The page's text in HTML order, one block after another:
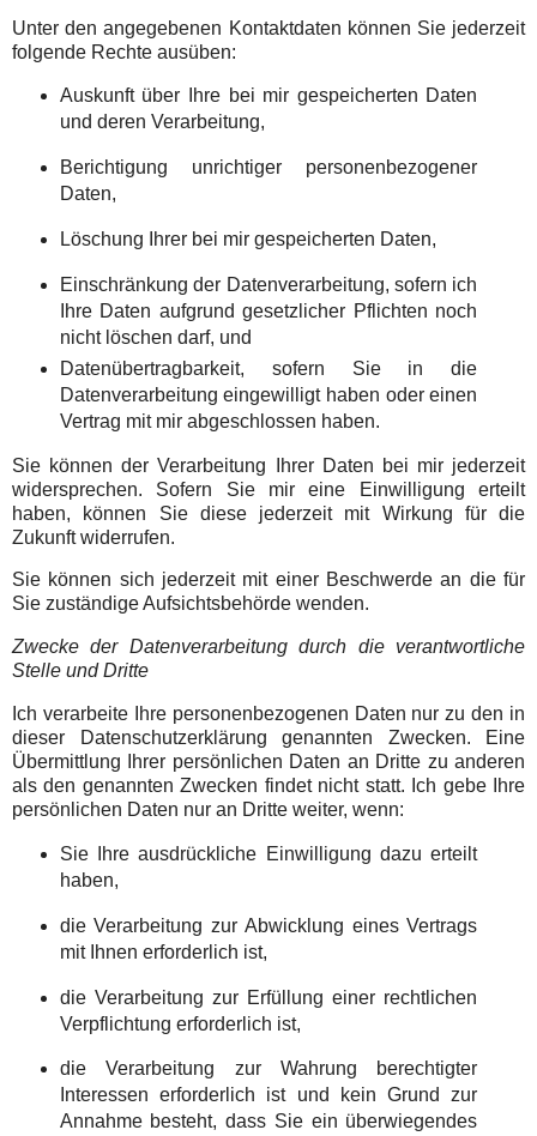
Unter den angegebenen Kontaktdaten können Sie jederzeit
folgende Rechte ausüben:
Auskunft über Ihre bei mir gespeicherten Daten
und deren Verarbeitung,
Berichtigung unrichtiger personenbezogener
Daten,
Löschung Ihrer bei mir gespeicherten Daten,
Einschränkung der Datenverarbeitung, sofern ich
Ihre Daten aufgrund gesetzlicher Pflichten noch
nicht löschen darf, und
Datenübertragbarkeit, sofern Sie in die
Datenverarbeitung eingewilligt haben oder einen
Vertrag mit mir abgeschlossen haben.
Sie können der Verarbeitung Ihrer Daten bei mir jederzeit
widersprechen. Sofern Sie mir eine Einwilligung erteilt
haben, können Sie diese jederzeit mit Wirkung für die
Zukunft widerrufen.
Sie können sich jederzeit mit einer Beschwerde an die für
Sie zuständige Aufsichtsbehörde wenden.
Zwecke der Datenverarbeitung durch die verantwortliche
Stelle und Dritte
Ich verarbeite Ihre personenbezogenen Daten nur zu den in
dieser Datenschutzerklärung genannten Zwecken. Eine
Übermittlung Ihrer persönlichen Daten an Dritte zu anderen
als den genannten Zwecken findet nicht statt. Ich gebe Ihre
persönlichen Daten nur an Dritte weiter, wenn:
Sie Ihre ausdrückliche Einwilligung dazu erteilt
haben,
die Verarbeitung zur Abwicklung eines Vertrags
mit Ihnen erforderlich ist,
die Verarbeitung zur Erfüllung einer rechtlichen
Verpflichtung erforderlich ist,
die Verarbeitung zur Wahrung berechtigter
Interessen erforderlich ist und kein Grund zur
Annahme besteht, dass Sie ein überwiegendes